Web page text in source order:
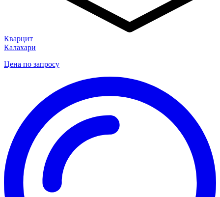
Кварцит
Калахари
Цена по запросу